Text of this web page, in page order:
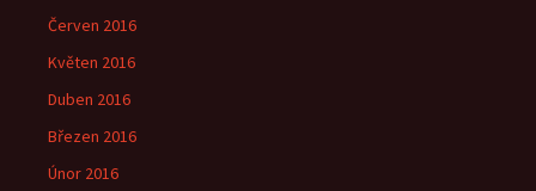
Červen 2016
Květen 2016
Duben 2016
Březen 2016
Únor 2016